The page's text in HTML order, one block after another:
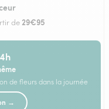
de29€95
de fleurs dans la journée
→